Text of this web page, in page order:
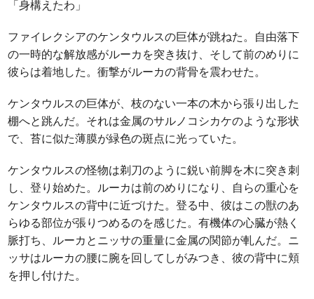
「身構えたわ」
ファイレクシアのケンタウルスの巨体が跳ねた。自由落下
の一時的な解放感がルーカを突き抜け、そして前のめりに
彼らは着地した。衝撃がルーカの背骨を震わせた。
ケンタウルスの巨体が、枝のない一本の木から張り出した
棚へと跳んだ。それは金属のサルノコシカケのような形状
で、苔に似た薄膜が緑色の斑点に光っていた。
ケンタウルスの怪物は剃刀のように鋭い前脚を木に突き刺
し、登り始めた。ルーカは前のめりになり、自らの重心を
ケンタウルスの背中に近づけた。登る中、彼はこの獣のあ
らゆる部位が張りつめるのを感じた。有機体の心臓が熱く
脈打ち、ルーカとニッサの重量に金属の関節が軋んだ。ニ
ッサはルーカの腰に腕を回してしがみつき、彼の背中に頬
を押し付けた。